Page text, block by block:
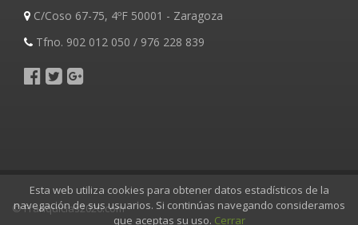
C/Coso 67-75, 4ºF 50001 - Zaragoza
Tfno. 902 012 050 / 976 228 839
© Franquicias2026.com
Esta web utiliza cookies para obtener datos estadísticos de la
navegación de sus usuarios. Si continúas navegando consideramos
que aceptas su uso. Cerrar